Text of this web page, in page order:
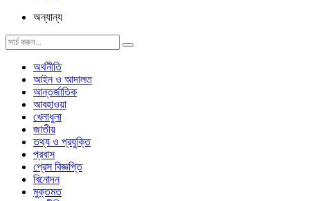
অন্যান্য
অর্থনীতি
আইন ও আদালত
আন্তর্জাতিক
আবহাওয়া
খেলাধুলা
জাতীয়
তথ্য ও প্রযুক্তি
প্রবাস
প্রেস বিজ্ঞপ্তি
বিনোদন
মুক্তমত